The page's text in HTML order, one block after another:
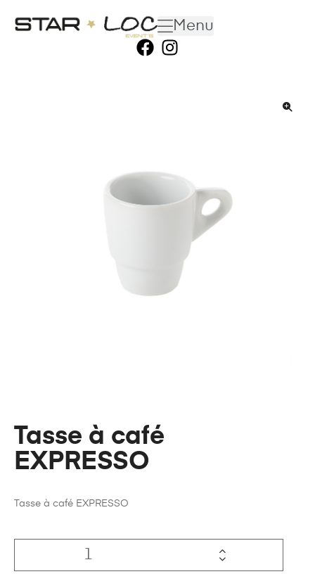
Menu
Tasse à café
EXPRESSO
Tasse à café EXPRESSO